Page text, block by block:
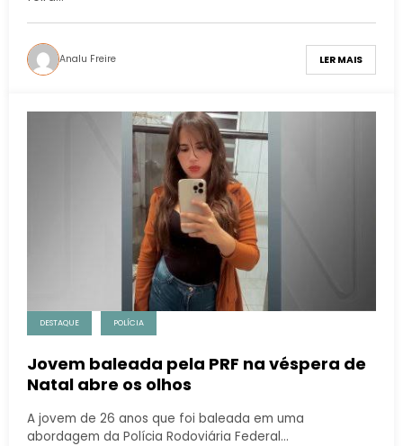
Analu Freire LER MAIS
DESTAQUE POLÍCIA
Jovem baleada pela PRF na véspera de
Natal abre os olhos
A jovem de 26 anos que foi baleada em uma
abordagem da Polícia Rodoviária Federal…